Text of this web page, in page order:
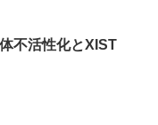
不活性化とXIST